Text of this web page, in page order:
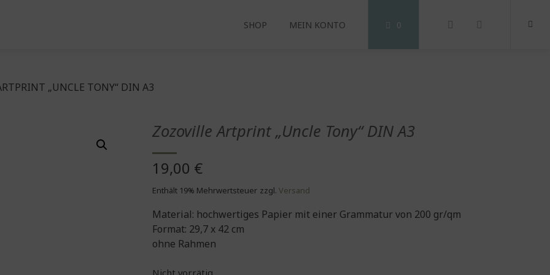
SHOP MEIN KONTO 0
„UNCLE TONY“ DIN A3
Zozoville Artprint „Uncle Tony“ DIN A3
19,00 €
Enthält 19% Mehrwertsteuer zzgl. Versand
Material: hochwertiges Papier mit einer Grammatur von 200 gr/qm
Format: 29,7 x 42 cm
ohne Rahmen
Nicht vorrätig